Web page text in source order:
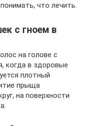
что лечить.
с гноем в
на голове с
когда в здоровые
плотный
прыща
на поверхности